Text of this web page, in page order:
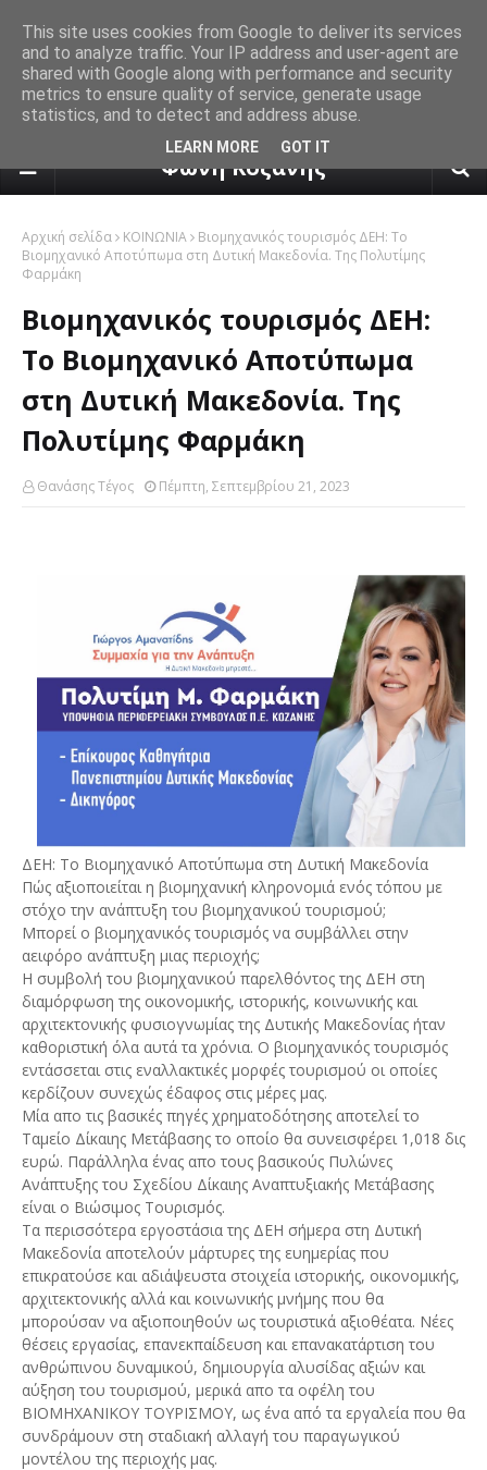
πρόγνωση καιρού από το
Φωνή Κοζάνης
Αρχική σελίδα ΚΟΙΝΩΝΙΑ
Βιομηχανικός τουρισμός ΔΕΗ: Το
Βιομηχανικό Αποτύπωμα στη Δυτική Μακεδονία. Της Πολυτίμης
Φαρμάκη
Βιομηχανικός τουρισμός ΔΕΗ:
Το Βιομηχανικό Αποτύπωμα
στη Δυτική Μακεδονία. Της
Πολυτίμης Φαρμάκη
Θανάσης Τέγος Πέμπτη, Σεπτεμβρίου 21, 2023
ΔΕΗ: Το Βιομηχανικό Αποτύπωμα στη Δυτική Μακεδονία
Πώς αξιοποιείται η βιομηχανική κληρονομιά ενός τόπου με
στόχο την ανάπτυξη του βιομηχανικού τουρισμού;
Μπορεί ο βιομηχανικός τουρισμός να συμβάλλει στην
αειφόρο ανάπτυξη μιας περιοχής;
Η συμβολή του βιομηχανικού παρελθόντος της ΔΕΗ στη
διαμόρφωση της οικονομικής, ιστορικής, κοινωνικής και
αρχιτεκτονικής φυσιογνωμίας της Δυτικής Μακεδονίας ήταν
καθοριστική όλα αυτά τα χρόνια. Ο βιομηχανικός τουρισμός
εντάσσεται στις εναλλακτικές μορφές τουρισμού οι οποίες
κερδίζουν συνεχώς έδαφος στις μέρες μας.
Μία απο τις βασικές πηγές χρηματοδότησης αποτελεί το
Ταμείο Δίκαιης Μετάβασης το οποίο θα συνεισφέρει 1,018 δις
ευρώ. Παράλληλα ένας απο τους βασικούς Πυλώνες
Ανάπτυξης του Σχεδίου Δίκαιης Αναπτυξιακής Μετάβασης
είναι ο Βιώσιμος Τουρισμός.
Τα περισσότερα εργοστάσια της ΔΕΗ σήμερα στη Δυτική
Μακεδονία αποτελούν μάρτυρες της ευημερίας που
επικρατούσε και αδιάψευστα στοιχεία ιστορικής, οικονομικής,
αρχιτεκτονικής αλλά και κοινωνικής μνήμης που θα
μπορούσαν να αξιοποιηθούν ως τουριστικά αξιοθέατα. Νέες
θέσεις εργασίας, επανεκπαίδευση και επανακατάρτιση του
ανθρώπινου δυναμικού, δημιουργία αλυσίδας αξιών και
αύξηση του τουρισμού, μερικά απο τα οφέλη του
ΒΙΟΜΗΧΑΝΙΚΟΥ ΤΟΥΡΙΣΜΟΥ, ως ένα από τα εργαλεία που θα
συνδράμουν στη σταδιακή αλλαγή του παραγωγικού
μοντέλου της περιοχής μας.
This site uses cookies from Google to deliver its services
and to analyze traffic. Your IP address and user-agent are
shared with Google along with performance and security
metrics to ensure quality of service, generate usage
statistics, and to detect and address abuse.
LEARN MORE GOT IT